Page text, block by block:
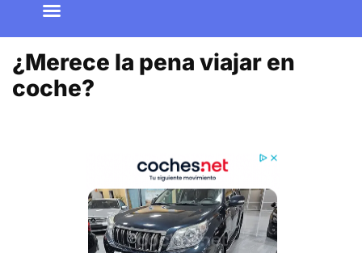
¿Merece la pena viajar en
coche?